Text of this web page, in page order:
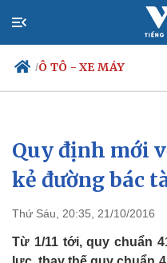
/Ô TÔ - XE MÁY
Chính trị
Đảng
Tổ chức nhân sự
Nhận diện sự thật
Quy định mới
kẻ đường bác
Thứ Sáu, 20:35, 21/10/2016
Từ 1/11 tới, quy chuẩn